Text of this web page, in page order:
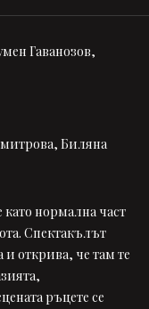
Гаванозов,
Биляна
нормална част
Спектакълът
открива, че там те
ръцете се